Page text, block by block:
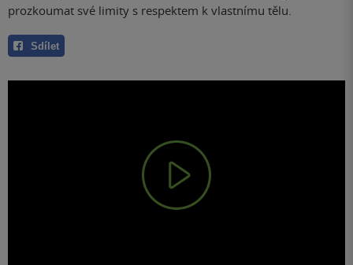
prozkoumat své limity s respektem k vlastnímu tělu.
Sdílet
Play